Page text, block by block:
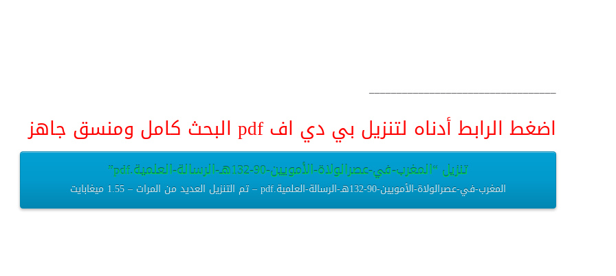
__________________________________
اضغط الرابط أدناه لتنزيل بي دي اف pdf البحث كامل ومنسق جاهز
تنزيل “المغرب-في-عصرالولاة-الأمويين-90-132هـ-الرسالة-العلمية.pdf”
المغرب-في-عصرالولاة-الأمويين-90-132هـ-الرسالة-العلمية.pdf – تم التنزيل العديد من المرات – 1.55 ميغابايت